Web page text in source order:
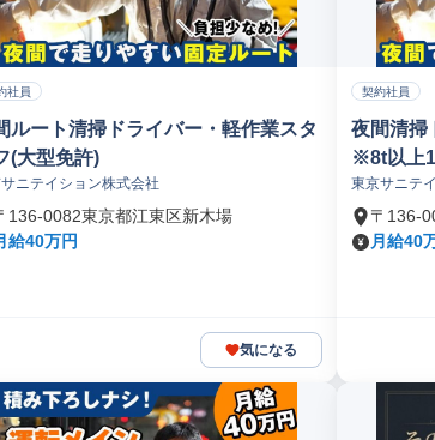
社員
ルート清掃ドライバー・軽作業スタ
(大型免許)
ニテイション株式会社
136-0082東京都江東区新木場
給40万円
気になる
契約社員
夜間清掃
※8t以上
東京サニテ
〒136-
月給40